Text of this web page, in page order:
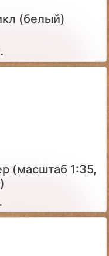
(белый)
(масштаб 1:35,